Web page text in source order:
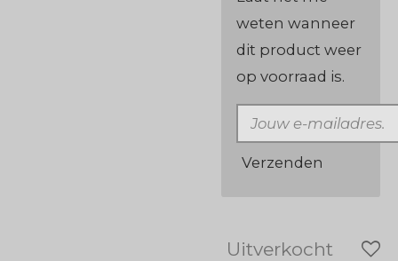
weten wanneer
dit product weer
op voorraad is.
Verzenden
Uitverkocht